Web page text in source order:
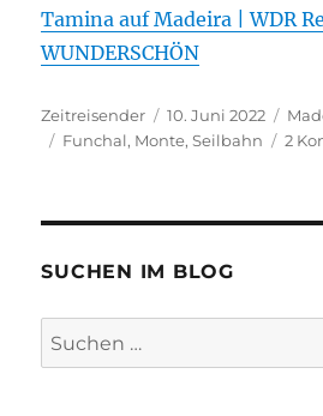
Tamina auf Madeira | WDR
WUNDERSCHÖN
Autor
Zeitreisender
Veröffentlicht
am
10. Juni 2022
Schlagwörter
Funchal, Monte,Seilbahn 2
SUCHEN IM BLOG
Suchen
nach: